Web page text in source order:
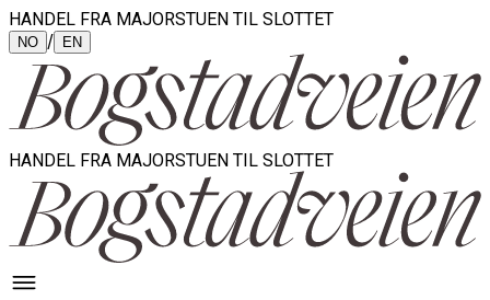
HANDEL FRA MAJORSTUEN TIL SLOTTET
NO / EN
HANDEL FRA MAJORSTUEN TIL SLOTTET